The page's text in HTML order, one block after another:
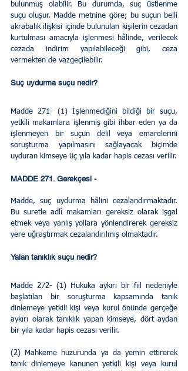
bulunmuş olabilir. Bu durumda, suç üstlenme
suçu oluşur. Madde metnine göre; bu suçun belli
akrabalık ilişkisi içinde bulunulan kişilerin cezadan
kurtulması amacıyla işlenmesi hâlinde, verilecek
cezada indirim yapılabileceği gibi, ceza
vermekten de vazgeçilebilir.
Suç uydurma suçu nedir?
Madde 271- (1) İşlenmediğini bildiği bir suçu,
yetkili makamlara işlenmiş gibi ihbar eden ya da
işlenmeyen bir suçun delil veya emarelerini
soruşturma yapılmasını sağlayacak biçimde
uyduran kimseye üç yıla kadar hapis cezası verilir.
MADDE 271. Gerekçesi -
Madde, suç uydurma hâlini cezalandırmaktadır.
Bu suretle adlî makamları gereksiz olarak işgal
etmek veya yanlış yollara yönlendirerek gereksiz
yere uğraştırmak cezalandırılmış olmaktadır.
Yalan tanıklık suçu nedir?
Madde 272- (1) Hukuka aykırı bir fiil nedeniyle
başlatılan bir soruşturma kapsamında tanık
dinlemeye yetkili kişi veya kurul önünde gerçeğe
aykırı olarak tanıklık yapan kimseye, dört aydan
bir yıla kadar hapis cezası verilir.
(2) Mahkeme huzurunda ya da yemin ettirerek
tanık dinlemeye kanunen yetkili kişi veya kurul